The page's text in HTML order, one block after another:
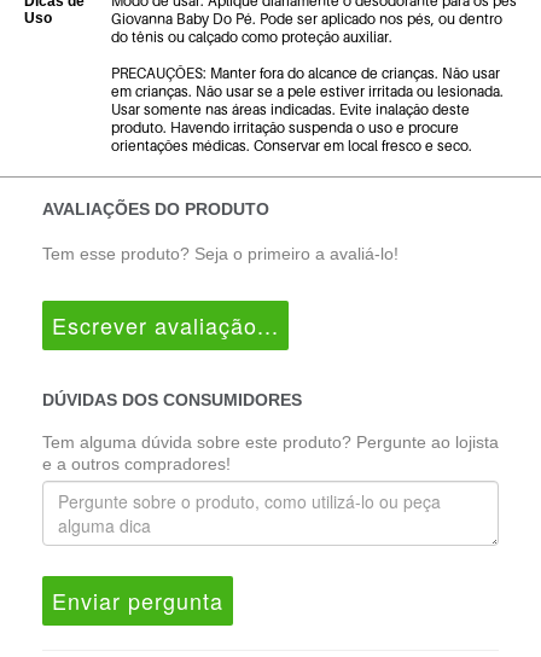
Uso
Giovanna Baby Do Pé. Pode ser aplicado nos pés, ou dentro
do tênis ou calçado como proteção auxiliar.
PRECAUÇÕES: Manter fora do alcance de crianças. Não usar
em crianças. Não usar se a pele estiver irritada ou lesionada.
Usar somente nas áreas indicadas. Evite inalação deste
produto. Havendo irritação suspenda o uso e procure
orientações médicas. Conservar em local fresco e seco.
AVALIAÇÕES DO PRODUTO
Tem esse produto? Seja o primeiro a avaliá-lo!
Escrever avaliação...
DÚVIDAS DOS CONSUMIDORES
Tem alguma dúvida sobre este produto? Pergunte ao lojista
e a outros compradores!
Enviar pergunta